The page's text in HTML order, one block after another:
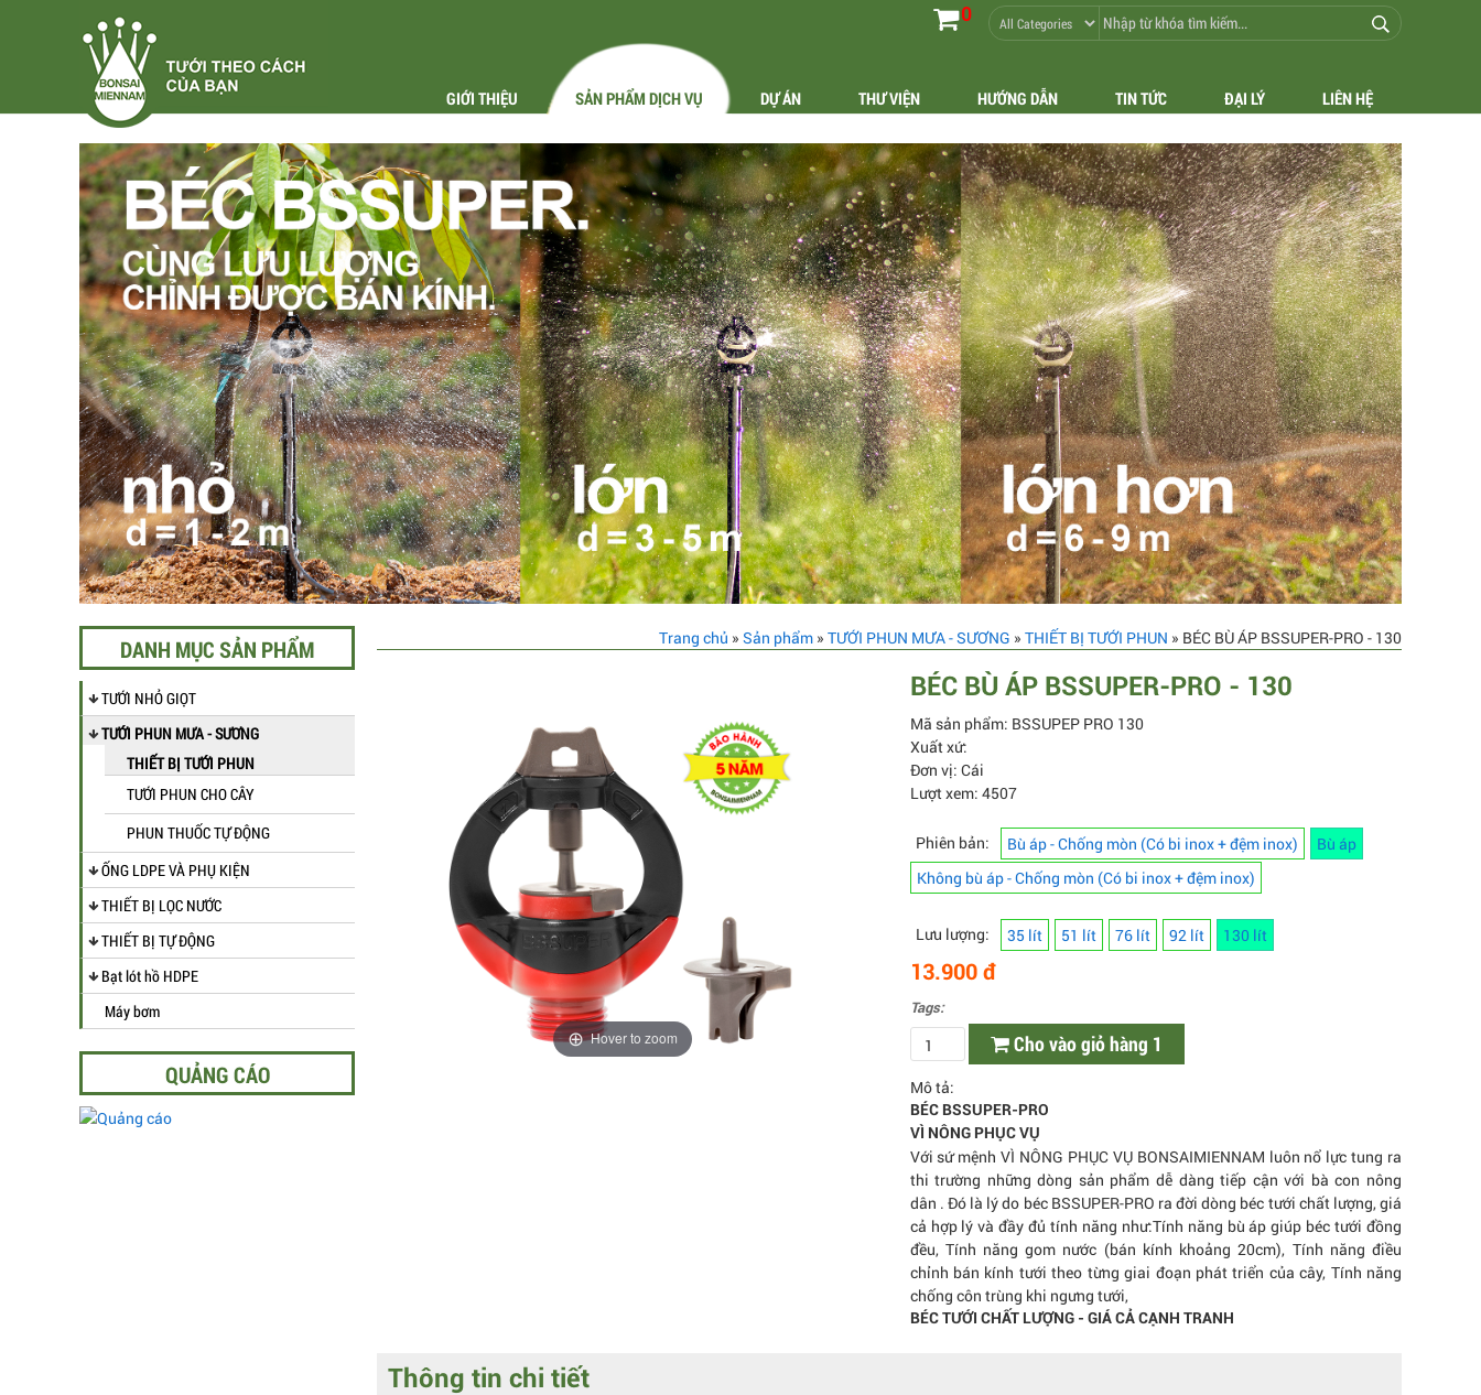
0
GIỚI THIỆU SẢN PHẨM DỊCH VỤ DỰ ÁN THƯ VIỆN HƯỚNG DẪN TIN TỨC ĐẠI LÝ LIÊN HỆ
DANH MỤC SẢN PHẨM
TƯỚI NHỎ GIỌT
TƯỚI PHUN MƯA - SƯƠNG
THIẾT BỊ TƯỚI PHUN
TƯỚI PHUN CHO CÂY
PHUN THUỐC TỰ ĐỘNG
ỐNG LDPE VÀ PHỤ KIỆN
THIẾT BỊ LỌC NƯỚC
THIẾT BỊ TỰ ĐỘNG
Bạt lót hồ HDPE
Máy bơm
QUẢNG CÁO
Trang chủ » Sản phẩm » TƯỚI PHUN MƯA - SƯƠNG » THIẾT BỊ TƯỚI PHUN » BÉC BÙ ÁP BSSUPER-PRO - 130
Hover to zoom
BÉC BÙ ÁP BSSUPER-PRO - 130
Mã sản phẩm: BSSUPEP PRO 130
Xuất xứ:
Đơn vị: Cái
Lượt xem: 4507
Phiên bản: Bù áp - Chống mòn (Có bi inox + đệm inox)
Bù áp
Không bù áp - Chống mòn (Có bi inox + đệm inox)
Lưu lượng: 35 lít 51 lít 76 lít 92 lít 130 lít
13.900 đ
Tags:
Cho vào giỏ hàng 1
Mô tả:
BÉC BSSUPER-PRO
VÌ NÔNG PHỤC VỤ
Với sứ mệnh VÌ NÔNG PHỤC VỤ BONSAIMIENNAM luôn nổ lực tung ra
thi trường những dòng sản phẩm dễ dàng tiếp cận với bà con nông
dân . Đó là lý do béc BSSUPER-PRO ra đời dòng béc tưới chất lượng, giá
cả hợp lý và đầy đủ tính năng như:Tính năng bù áp giúp béc tưới đồng
đều, Tính năng gom nước (bán kính khoảng 20cm), Tính năng điều
chỉnh bán kính tưới theo từng giai đoạn phát triển của cây, Tính năng
chống côn trùng khi ngưng tưới,
BÉC TƯỚI CHẤT LƯỢNG - GIÁ CẢ CẠNH TRANH
Thông tin chi tiết